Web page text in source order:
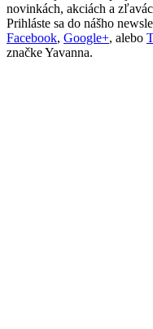
novinkách, akciách a
Prihláste sa do nášho
Facebook, Google+, alebo
značke Yavanna.